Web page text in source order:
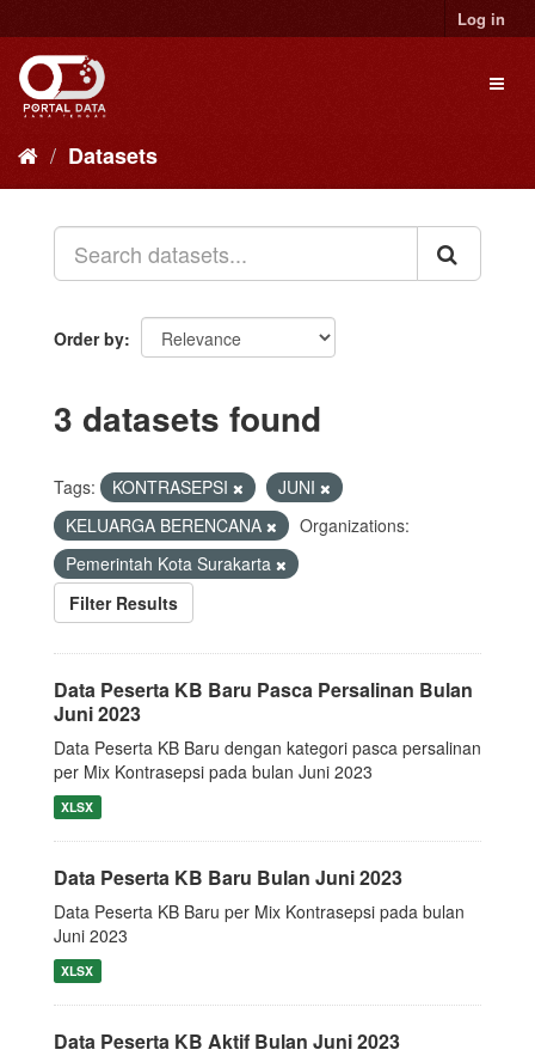
to
content
Log in
Datasets
Order by
3 datasets found
Tags: KONTRASEPSI
JUNI
KELUARGA BERENCANA
Organizations:
Pemerintah Kota Surakarta
Filter Results
Data Peserta KB Baru Pasca Persalinan Bulan
Juni 2023
Data Peserta KB Baru dengan kategori pasca persalinan
per Mix Kontrasepsi pada bulan Juni 2023
XLSX
Data Peserta KB Baru Bulan Juni 2023
Data Peserta KB Baru per Mix Kontrasepsi pada bulan
Juni 2023
XLSX
Data Peserta KB Aktif Bulan Juni 2023